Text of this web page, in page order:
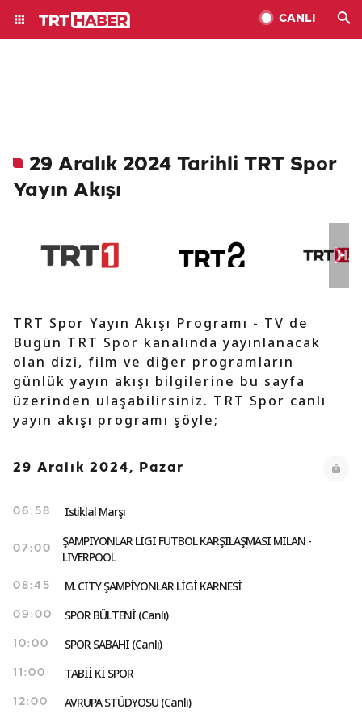
CANLI
29 Aralık 2024 Tarihli TRT Spor
Yayın Akışı
TRT Spor Yayın Akışı Programı - TV de
Bugün TRT Spor kanalında yayınlanacak
olan dizi, film ve diğer programların
günlük yayın akışı bilgilerine bu sayfa
üzerinden ulaşabilirsiniz. TRT Spor canlı
yayın akışı programı şöyle;
29 Aralık 2024, Pazar
06:58 İstiklal Marşı
07:00
ŞAMPİYONLAR LİGİ FUTBOL KARŞILAŞMASI MİLAN -
LIVERPOOL
08:45 M. CITY ŞAMPİYONLAR LİGİ KARNESİ
09:00 SPOR BÜLTENİ (Canlı)
10:00 SPOR SABAHI (Canlı)
11:00 TABİİ Kİ SPOR
12:00 AVRUPA STÜDYOSU (Canlı)